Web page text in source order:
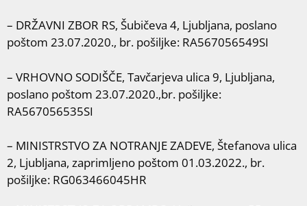
– DRŽAVNI ZBOR RS, Šubičeva 4, Ljubljana, poslano
poštom 23.07.2020., br. pošiljke: RA567056549SI
– VRHOVNO SODIŠČE, Tavčarjeva ulica 9, Ljubljana,
poslano poštom 23.07.2020.,br. pošiljke:
RA567056535SI
– MINISTRSTVO ZA NOTRANJE ZADEVE, Štefanova ulica
2, Ljubljana, zaprimljeno poštom 01.03.2022., br.
pošiljke: RG063466045HR